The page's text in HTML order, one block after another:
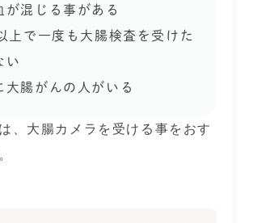
が混じる事がある
上で一度も大腸検査を受けた
い
大腸がんの人がいる
、大腸カメラを受ける事をおす